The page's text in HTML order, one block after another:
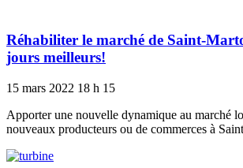
Réhabiliter le marché de Saint-
jours meilleurs!
15 mars 2022 18 h 15
Apporter une nouvelle dynamique au marché
nouveaux producteurs ou de commerces à